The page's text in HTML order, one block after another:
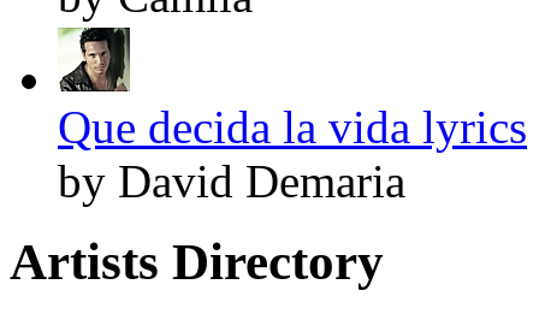
Que decida la vida lyrics
by David Demaria
Artists Directory